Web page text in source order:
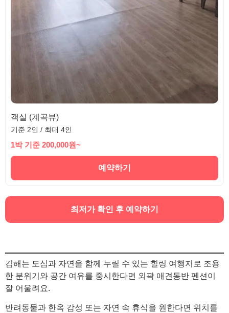
객실 (계곡뷰)
기준 2인 / 최대 4인
1박 기준 200,000원~
예약하기
최저가 확인 후 예약하기
김해는 도심과 자연을 함께 누릴 수 있는 힐링 여행지로 조용
한 분위기와 공간 여유를 중시한다면 외곽 애견동반 펜션이
잘 어울려요.
반려동물과 한옥 감성 또는 자연 속 휴식을 원한다면 위치를